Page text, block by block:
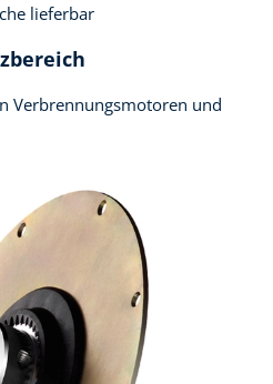
lieferbar
Verbrennungsmotoren und